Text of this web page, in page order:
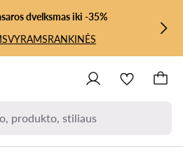
TURINIO
dvelksmas iki -35%
VYRAMSRANKINĖS
produkto, stiliaus